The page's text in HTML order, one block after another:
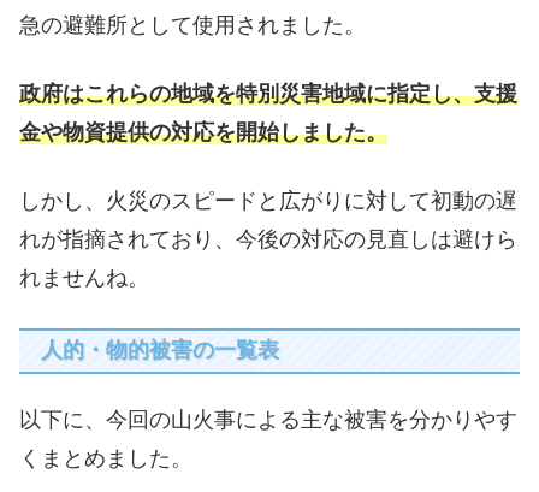
急の避難所として使用されました。
政府はこれらの地域を特別災害地域に指定し、支援
金や物資提供の対応を開始しました。
しかし、火災のスピードと広がりに対して初動の遅
れが指摘されており、今後の対応の見直しは避けら
れませんね。
人的・物的被害の一覧表
以下に、今回の山火事による主な被害を分かりやす
くまとめました。